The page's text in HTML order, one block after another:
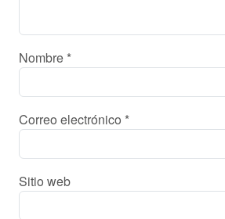
Nombre *
Correo electrónico *
Sitio web